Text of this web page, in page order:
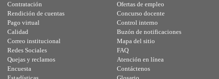
Contratación
Rendición de cuentas
Pago virtual
Calidad
Ofertas de empleo
Concurso docente
Control interno
Buzón de notificaciones
Correo institucional
Redes Sociales
Quejas y reclamos
Encuesta
Mapa del sitio
FAQ
Atención en línea
Contáctenos